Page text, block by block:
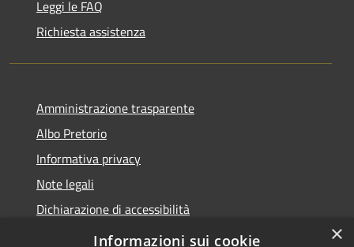
Leggi le FAQ
Richiesta assistenza
Amministrazione trasparente
Albo Pretorio
Informativa privacy
Note legali
Dichiarazione di accessibilità
Piano di miglioramento dei servizi
×
Informazioni sui cookie